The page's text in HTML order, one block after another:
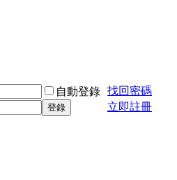
自動登錄 找回密碼
登錄 立即註冊